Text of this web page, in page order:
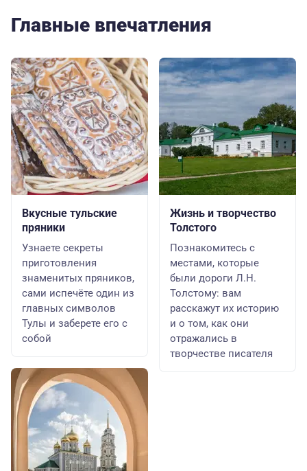
Главные впечатления
Вкусные тульские
пряники
Узнаете секреты
приготовления
знаменитых пряников,
сами испечёте один из
главных символов
Тулы и заберете его с
собой
Жизнь и творчество
Толстого
Познакомитесь с
местами, которые
были дороги Л.Н.
Толстому: вам
расскажут их историю
и о том, как они
отражались в
творчестве писателя